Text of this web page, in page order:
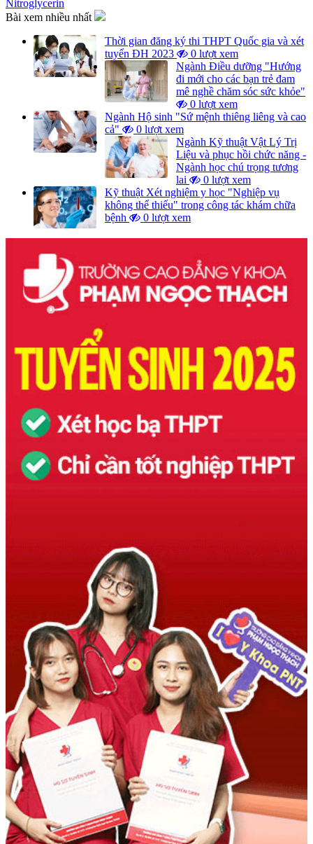
Nitroglycerin
Bài xem nhiều nhất
Thời gian đăng ký thi THPT Quốc gia và xét
tuyển ĐH 2023
0 lượt xem
Ngành Điều dưỡng "Hướng
đi mới cho các bạn trẻ đam
mê nghề chăm sóc sức khỏe"
0 lượt xem
Ngành Hộ sinh "Sứ mệnh thiêng liêng và cao
cả"
0 lượt xem
Ngành Kỹ thuật Vật Lý Trị
Liệu và phục hồi chức năng -
Ngành học chú trọng tương
lai
0 lượt xem
Kỹ thuật Xét nghiệm y học "Nghiệp vụ
không thể thiếu" trong công tác khám chữa
bệnh
0 lượt xem